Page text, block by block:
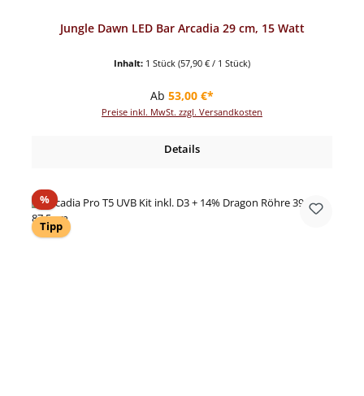
Jungle Dawn LED Bar Arcadia 29 cm, 15 Watt
Inhalt: 1 Stück (57,90 € / 1 Stück)
Regulärer Preis:
Ab 53,00 €*
Preise inkl. MwSt. zzgl. Versandkosten
Details
%Rabatt
Tipp